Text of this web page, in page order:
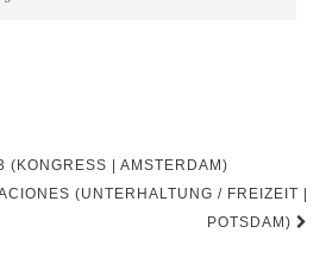
(KONGRESS | AMSTERDAM)
(UNTERHALTUNG / FREIZEIT |
POTSDAM)